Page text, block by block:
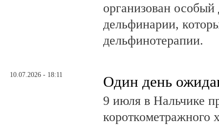
организован
дельфинарии,
дельфинотерапии.
10.07.2026 - 18:11 Один день
9 июля в Нальчике
короткометражного